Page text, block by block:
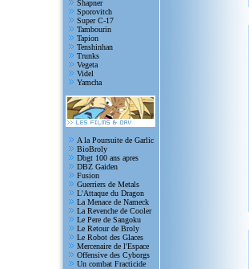
Shapner
Sporovitch
Super C-17
Tambourin
Tapion
Tenshinhan
Trunks
Vegeta
Videl
Yamcha
A la Poursuite de Garlic
BioBroly
Dbgt 100 ans apres
DBZ Gaiden
Fusion
Guerriers de Metals
L'Attaque du Dragon
La Menace de Nameck
La Revenche de Cooler
Le Pere de Sangoku
Le Retour de Broly
Le Robot des Glaces
Mercenaire de l'Espace
Offensive des Cyborgs
Un combat Fracticide